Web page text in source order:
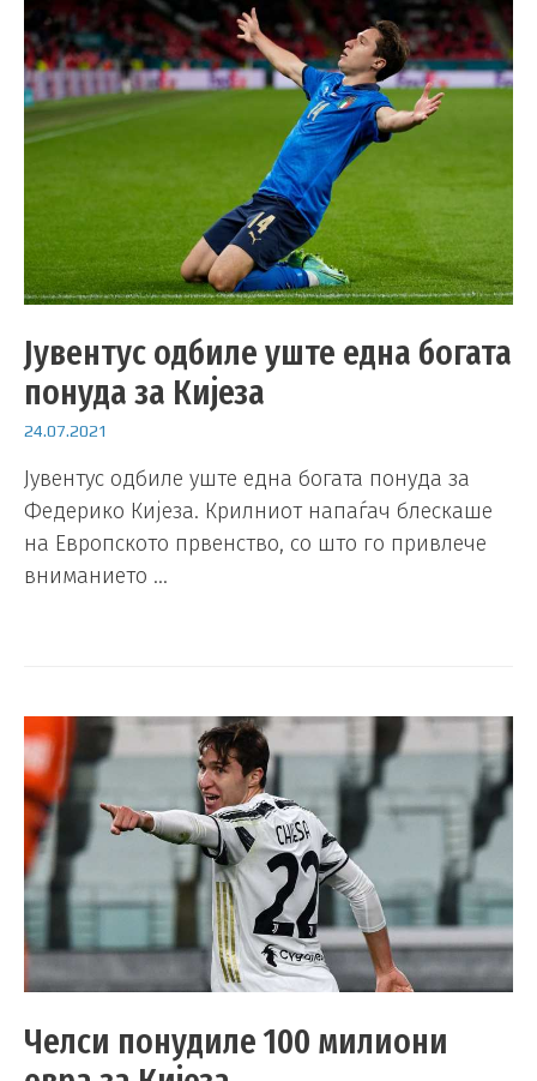
Јувентус одбиле уште една богата
понуда за Кијеза
24.07.2021
Јувентус одбиле уште една богата понуда за
Федерико Кијеза. Крилниот напаѓач блескаше
на Европското првенство, со што го привлече
вниманието …
Челси понудиле 100 милиони